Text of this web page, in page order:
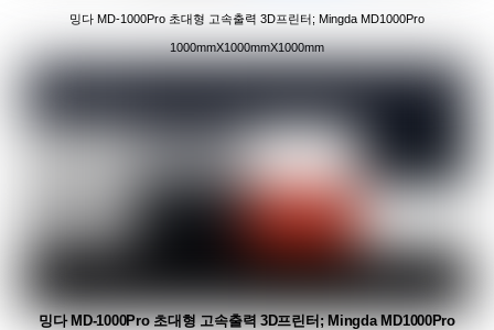
밍다 MD-1000Pro 초대형 고속출력 3D프린터; Mingda MD1000Pro
1000mmX1000mmX1000mm
밍다 MD-1000Pro 초대형 고속출력 3D프린터; Mingda MD1000Pro